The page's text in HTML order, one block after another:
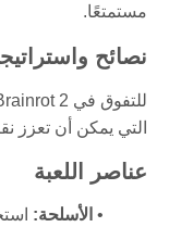
مستمتعًا.
نصائح
التي يمكن أن تعزز
عناصر اللعبة
الأسلحة: